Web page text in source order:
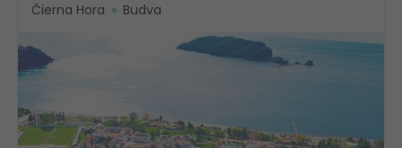
Čierna Hora Budva